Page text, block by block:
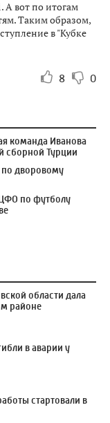
А вот по итогам
Таким образом,
в "Кубке
8 0
команда Иванова
сборной Турции
по дворовому
по футболу
области дала
районе
в аварии у
стартовали в